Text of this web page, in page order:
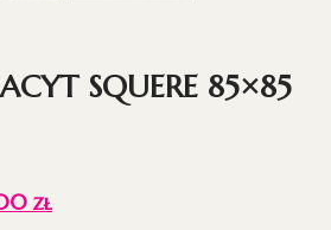
SQUERE 85×85
zł